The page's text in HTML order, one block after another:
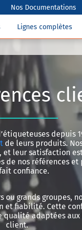
Nos Documentations
Lignes complètes
depuis
de leurs produits.
et leur satisfaction
nos références et
confiance.
grands groupes,
et fiabilité. Cette
adaptées
client.